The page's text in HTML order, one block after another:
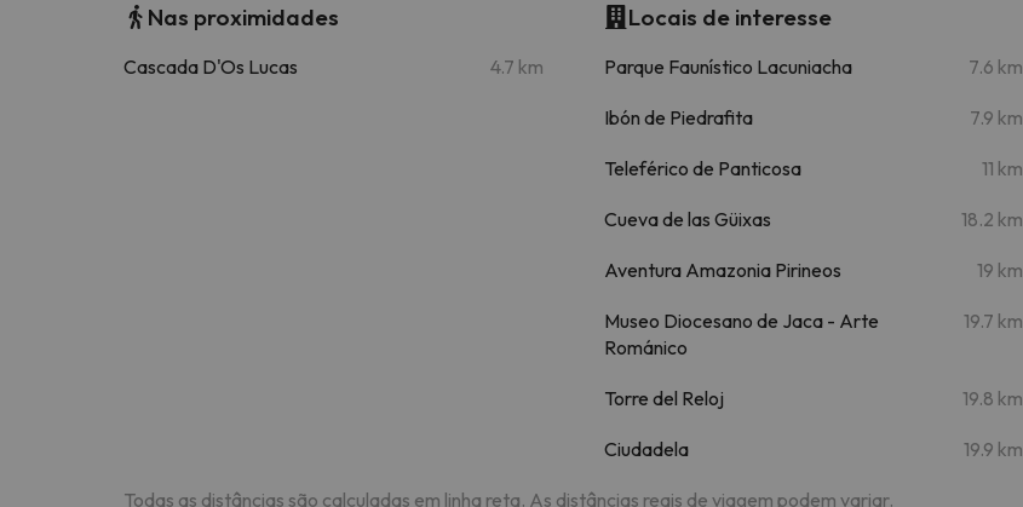
Nas proximidades
Cascada D'Os Lucas 4.7 km
Locais de interesse
Parque Faunístico Lacuniacha 7.6 km
Ibón de Piedrafita 7.9 km
Teleférico de Panticosa 11 km
Cueva de las Güixas 18.2 km
Aventura Amazonia Pirineos 19 km
Museo Diocesano de Jaca - Arte
Románico
19.7 km
Torre del Reloj 19.8 km
Ciudadela 19.9 km
Todas as distâncias são calculadas em linha reta. As distâncias reais de viagem podem variar.